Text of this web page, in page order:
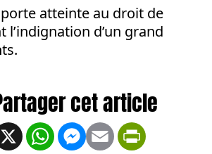
atteinte au droit de
l’indignation d’un grand
X WhatsApp
Messenger
Email